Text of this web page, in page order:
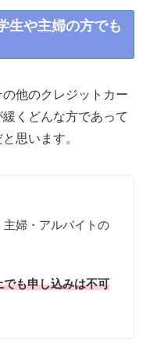
生や主婦の方でも
他のクレジットカー
くどんな方であって
思います。
主婦・アルバイトの
でも申し込みは不可